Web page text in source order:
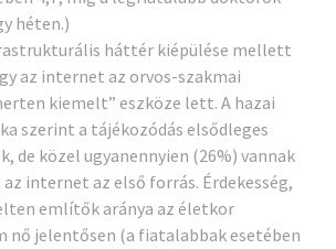
héten.)
háttér kiépülése mellett
az internet az orvos-szakmai
kiemelt” eszköze lett. A hazai
szerint a tájékozódás elsődleges
de közel ugyanennyien (26%) vannak
internet az első forrás. Érdekesség,
említők aránya az életkor
nő jelentősen (a fiatalabbak esetében